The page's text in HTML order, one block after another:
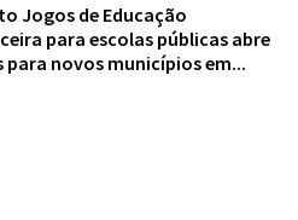
Jogos de Educação
para escolas públicas abre
para novos municípios em...